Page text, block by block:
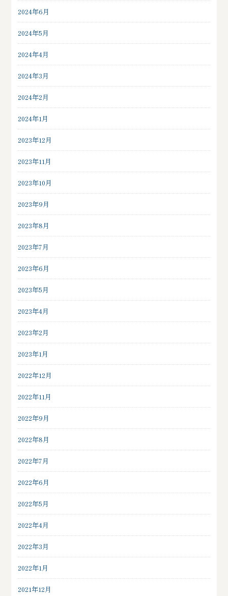
2024年6月
2024年5月
2024年4月
2024年3月
2024年2月
2024年1月
2023年12月
2023年11月
2023年10月
2023年9月
2023年8月
2023年7月
2023年6月
2023年5月
2023年4月
2023年2月
2023年1月
2022年12月
2022年11月
2022年9月
2022年8月
2022年7月
2022年6月
2022年5月
2022年4月
2022年3月
2022年1月
2021年12月